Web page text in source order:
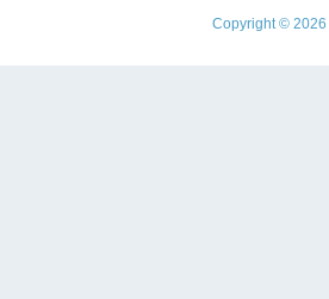
Copyright © 2026